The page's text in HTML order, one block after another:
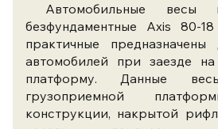
Автомобильные весы
безфундаментные Axis 80-
практичные предназначены
автомобилей при заезде
платформу. Данные
грузоприемной
конструкции, накрытой